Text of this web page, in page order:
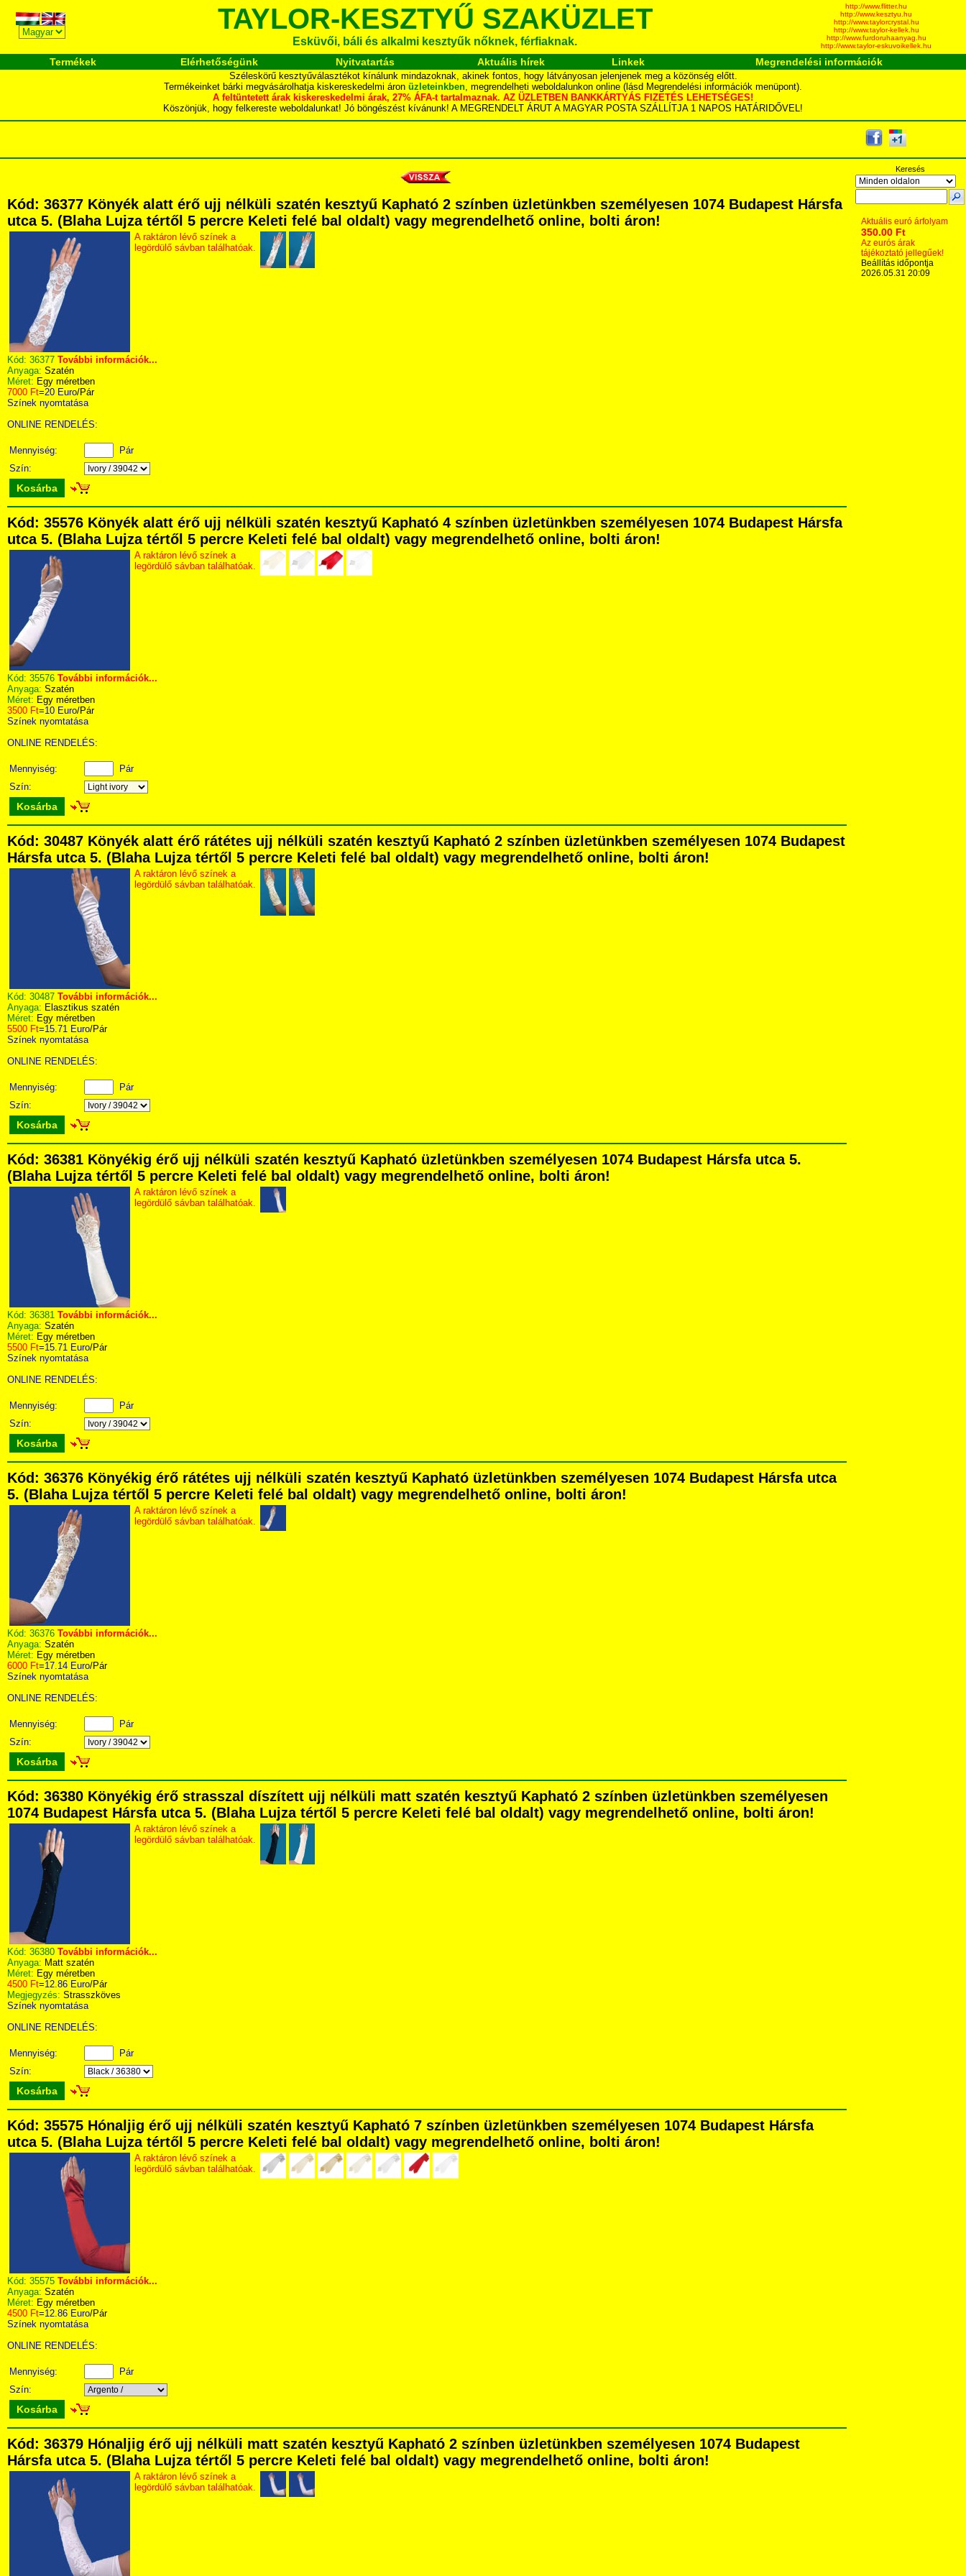
TAYLOR-KESZTYŰ SZAKÜZLET
Esküvői, báli és alkalmi kesztyűk nőknek, férfiaknak.
http://www.flitter.hu
http://www.kesztyu.hu
http://www.taylorcrystal.hu
http://www.taylor-kellek.hu
http://www.furdoruhaanyag.hu
http://www.taylor-eskuvoikellek.hu
Termékek Elérhetőségünk Nyitvatartás Aktuális hírek Linkek Megrendelési információk
Széleskörű kesztyűválasztékot kínálunk mindazoknak, akinek fontos, hogy látványosan jelenjenek meg a közönség előtt.
Termékeinket bárki megvásárolhatja kiskereskedelmi áron üzleteinkben, megrendelheti weboldalunkon online (lásd Megrendelési információk menüpont).
A feltüntetett árak kiskereskedelmi árak, 27% ÁFA-t tartalmaznak. AZ ÜZLETBEN BANKKÁRTYÁS FIZETÉS LEHETSÉGES!
Köszönjük, hogy felkereste weboldalunkat! Jó böngészést kívánunk! A MEGRENDELT ÁRUT A MAGYAR POSTA SZÁLLÍTJA 1 NAPOS HATÁRIDŐVEL!
Kód: 36377 Könyék alatt érő ujj nélküli szatén kesztyű Kapható 2 színben üzletünkben személyesen 1074 Budapest Hársfa
utca 5. (Blaha Lujza tértől 5 percre Keleti felé bal oldalt) vagy megrendelhető online, bolti áron!
A raktáron lévő színek a
legördülő sávban találhatóak.
Kód: 36377 További információk...
Anyaga: Szatén
Méret: Egy méretben
7000 Ft=20 Euro/Pár
Színek nyomtatása
ONLINE RENDELÉS:
Mennyiség:
Pár
Szín:
Kosárba
Kód: 35576 Könyék alatt érő ujj nélküli szatén kesztyű Kapható 4 színben üzletünkben személyesen 1074 Budapest Hársfa
utca 5. (Blaha Lujza tértől 5 percre Keleti felé bal oldalt) vagy megrendelhető online, bolti áron!
A raktáron lévő színek a
legördülő sávban találhatóak.
Kód: 35576 További információk...
Anyaga: Szatén
Méret: Egy méretben
3500 Ft=10 Euro/Pár
Színek nyomtatása
ONLINE RENDELÉS:
Mennyiség:
Pár
Szín:
Kosárba
Kód: 30487 Könyék alatt érő rátétes ujj nélküli szatén kesztyű Kapható 2 színben üzletünkben személyesen 1074 Budapest
Hársfa utca 5. (Blaha Lujza tértől 5 percre Keleti felé bal oldalt) vagy megrendelhető online, bolti áron!
A raktáron lévő színek a
legördülő sávban találhatóak.
Kód: 30487 További információk...
Anyaga: Elasztikus szatén
Méret: Egy méretben
5500 Ft=15.71 Euro/Pár
Színek nyomtatása
ONLINE RENDELÉS:
Mennyiség:
Pár
Szín:
Kosárba
Kód: 36381 Könyékig érő ujj nélküli szatén kesztyű Kapható üzletünkben személyesen 1074 Budapest Hársfa utca 5.
(Blaha Lujza tértől 5 percre Keleti felé bal oldalt) vagy megrendelhető online, bolti áron!
A raktáron lévő színek a
legördülő sávban találhatóak.
Kód: 36381 További információk...
Anyaga: Szatén
Méret: Egy méretben
5500 Ft=15.71 Euro/Pár
Színek nyomtatása
ONLINE RENDELÉS:
Mennyiség:
Pár
Szín:
Kosárba
Kód: 36376 Könyékig érő rátétes ujj nélküli szatén kesztyű Kapható üzletünkben személyesen 1074 Budapest Hársfa utca
5. (Blaha Lujza tértől 5 percre Keleti felé bal oldalt) vagy megrendelhető online, bolti áron!
A raktáron lévő színek a
legördülő sávban találhatóak.
Kód: 36376 További információk...
Anyaga: Szatén
Méret: Egy méretben
6000 Ft=17.14 Euro/Pár
Színek nyomtatása
ONLINE RENDELÉS:
Mennyiség:
Pár
Szín:
Kosárba
Kód: 36380 Könyékig érő strasszal díszített ujj nélküli matt szatén kesztyű Kapható 2 színben üzletünkben személyesen
1074 Budapest Hársfa utca 5. (Blaha Lujza tértől 5 percre Keleti felé bal oldalt) vagy megrendelhető online, bolti áron!
A raktáron lévő színek a
legördülő sávban találhatóak.
Kód: 36380 További információk...
Anyaga: Matt szatén
Méret: Egy méretben
4500 Ft=12.86 Euro/Pár
Megjegyzés: Strasszköves
Színek nyomtatása
ONLINE RENDELÉS:
Mennyiség:
Pár
Szín:
Kosárba
Kód: 35575 Hónaljig érő ujj nélküli szatén kesztyű Kapható 7 színben üzletünkben személyesen 1074 Budapest Hársfa
utca 5. (Blaha Lujza tértől 5 percre Keleti felé bal oldalt) vagy megrendelhető online, bolti áron!
A raktáron lévő színek a
legördülő sávban találhatóak.
Kód: 35575 További információk...
Anyaga: Szatén
Méret: Egy méretben
4500 Ft=12.86 Euro/Pár
Színek nyomtatása
ONLINE RENDELÉS:
Mennyiség:
Pár
Szín:
Kosárba
Kód: 36379 Hónaljig érő ujj nélküli matt szatén kesztyű Kapható 2 színben üzletünkben személyesen 1074 Budapest
Hársfa utca 5. (Blaha Lujza tértől 5 percre Keleti felé bal oldalt) vagy megrendelhető online, bolti áron!
A raktáron lévő színek a
legördülő sávban találhatóak.
Keresés
Aktuális euró árfolyam
350.00 Ft
Az eurós árak
tájékoztató jellegűek!
Beállítás időpontja
2026.05.31 20:09